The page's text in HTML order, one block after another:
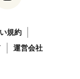
規約
運営会社